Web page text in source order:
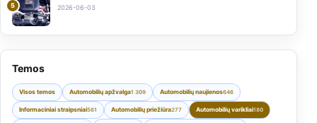
5 2026-06-03
Temos
Visos temos Automobilių apžvalga1 309 Automobilių naujienos646
Informaciniai straipsniai561 Automobilių priežiūra277 Automobilių varikliai180